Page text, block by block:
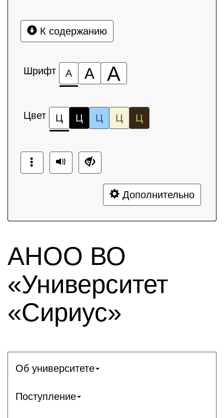
К содержанию
Шрифт А А А
Цвет Ц Ц Ц Ц Ц
Дополнительно
АНОО ВО
«Университет
«Сириус»
Об университете
Поступление